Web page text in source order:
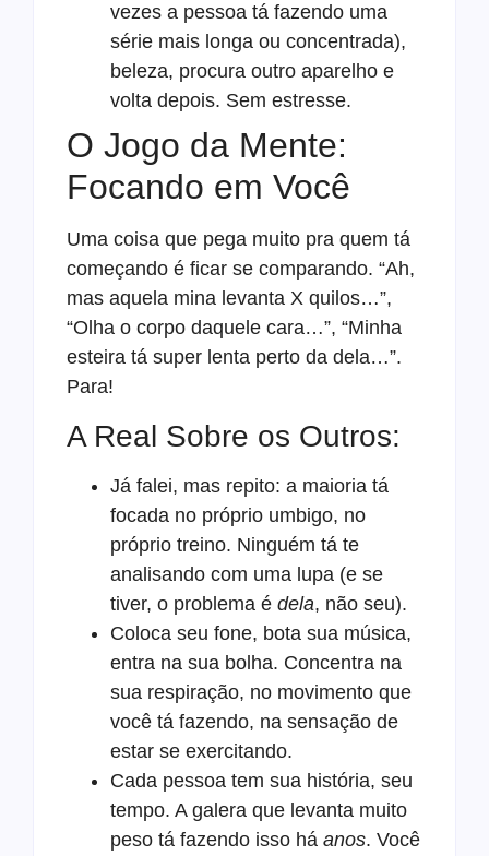
vezes a pessoa tá fazendo uma
série mais longa ou concentrada),
beleza, procura outro aparelho e
volta depois. Sem estresse.
O Jogo da Mente:
Focando em Você
Uma coisa que pega muito pra quem tá
começando é ficar se comparando. “Ah,
mas aquela mina levanta X quilos…”,
“Olha o corpo daquele cara…”, “Minha
esteira tá super lenta perto da dela…”.
Para!
A Real Sobre os Outros:
Já falei, mas repito: a maioria tá
focada no próprio umbigo, no
próprio treino. Ninguém tá te
analisando com uma lupa (e se
tiver, o problema é dela, não seu).
Coloca seu fone, bota sua música,
entra na sua bolha. Concentra na
sua respiração, no movimento que
você tá fazendo, na sensação de
estar se exercitando.
Cada pessoa tem sua história, seu
tempo. A galera que levanta muito
peso tá fazendo isso há anos. Você